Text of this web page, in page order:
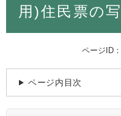
文字サイズ
用)住民票の
ページID
ページ内目次